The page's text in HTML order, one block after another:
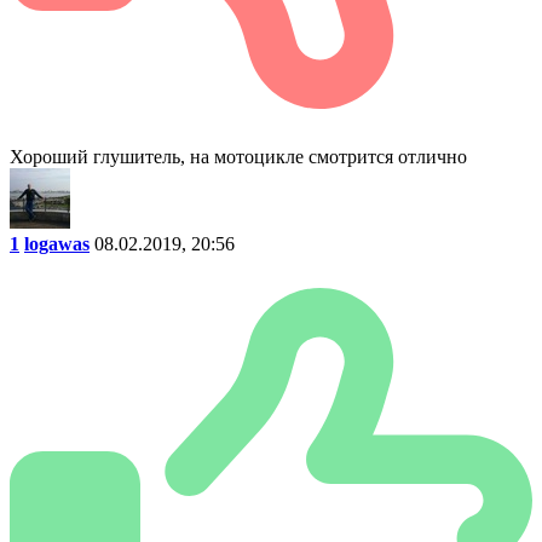
Хороший глушитель, на мотоцикле смотрится отлично
1 logawas 08.02.2019, 20:56